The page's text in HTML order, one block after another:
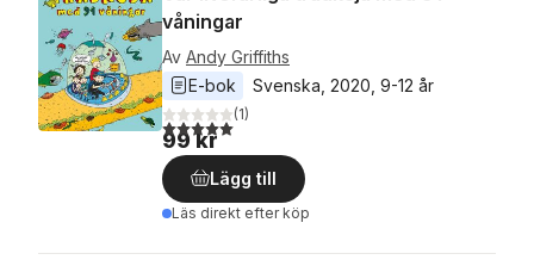
våningar
Av Andy Griffiths
E-bok
Svenska 2020 9-12 år
5,0utav 5 stjärnor. Totalt antal röster:
(1)
99 kr
Lägg till
Läs direkt efter köp